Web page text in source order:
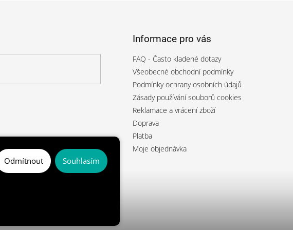
Odmítnout Souhlasím
Informace pro vás
FAQ - Často kladené dotazy
Všeobecné obchodní podmínky
Podmínky ochrany osobních údajů
Zásady používání souborů cookies
Reklamace a vrácení zboží
Doprava
Platba
Moje objednávka